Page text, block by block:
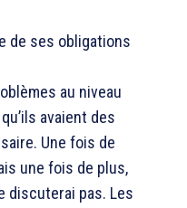
de ses obligations
au niveau
avaient des
Une fois de
une fois de plus,
discuterai pas. Les